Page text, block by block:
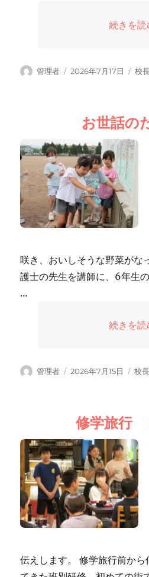
“授業研
続きを読
投
管理者
投
2026年7月17日
カ
ー
校
お世話の
咲き、おいしそうな野菜がな
護士の先生を講師に、6年生
…
“お世話
続きを読
投
管理者
投
2026年7月15日
カ
校
修学旅行
伝えします。 修学旅行前か